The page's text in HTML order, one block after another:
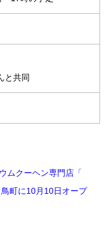
と共同
ムクーヘン専門店「
町に10月10日オープ